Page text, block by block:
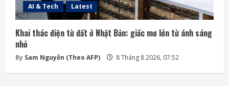
AI & Tech Latest
Khai thác điện từ đất ở Nhật Bản: giấc mơ lớn từ ánh sáng
nhỏ
By Sam Nguyễn (Theo AFP) 8 Tháng 8 2026, 07:52